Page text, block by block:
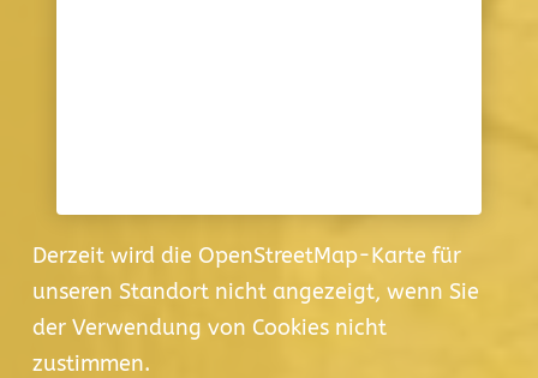
Derzeit wird die OpenStreetMap-Karte für
unseren Standort nicht angezeigt, wenn Sie
der Verwendung von Cookies nicht
zustimmen.